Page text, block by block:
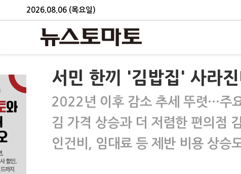
2026.08.06 (목요일)
서민 한끼 '김밥집' 사라
2022년 이후 감소 추세 뚜렷…주
김 가격 상승과 더 저렴한 편의점
인건비, 임대료 등 제반 비용 상승